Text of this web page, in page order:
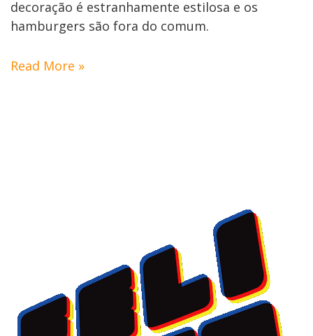
decoração é estranhamente estilosa e os
hamburgers são fora do comum.
Read More »